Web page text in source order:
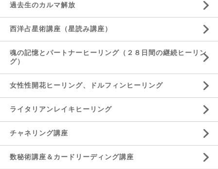
過去生のカルマ解放
西洋占星術講座（星読み講座）
魂の記憶とパートナーヒーリング（２８日間の継続ヒーリン
グ）
女性性開花ヒーリング、ドルフィンヒーリング
ライタリアンレイキヒーリング
チャネリング講座
数秘術講座＆カードリーディング講座